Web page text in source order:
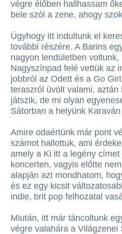
végre élőben hallhassam
bele szól a zene, ahogy
Úgyhogy itt indultunk el
további részére. A Barins
nagyon lendületben
Nagyszínpad felé vettük az
jobbról az Odett és a Go
teraszról üvölt valami,
játszik, de mi olyan
Sátorban a helyünk
Amire odaértünk már pont
számot hallottuk, ami
amely a Ki itt a legény
koncerten, vagyis előtte
alapján azt mondhatom,
és ez egy kicsit
indie, brit pop felhozatal
Miután, itt már táncoltunk
végre valahára a